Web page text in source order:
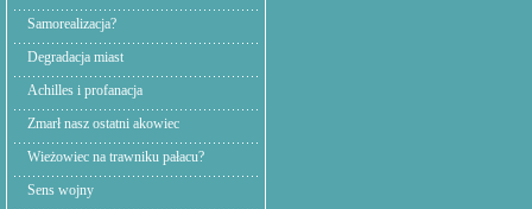
Samorealizacja?
Degradacja miast
Achilles i profanacja
Zmarł nasz ostatni akowiec
Wieżowiec na trawniku pałacu?
Sens wojny